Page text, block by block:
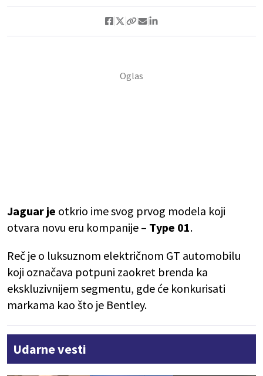
Jaguar je otkrio ime svog prvog modela koji
otvara novu eru kompanije – Type 01.
Reč je o luksuznom električnom GT automobilu
koji označava potpuni zaokret brenda ka
ekskluzivnijem segmentu, gde će konkurisati
markama kao što je Bentley.
Udarne vesti